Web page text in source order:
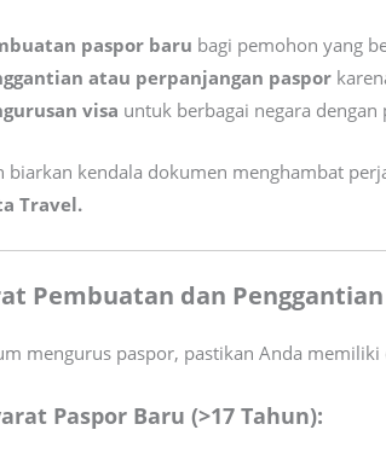
paspor baru bagi pemohon yang
atau perpanjangan paspor
visa untuk berbagai negara
biarkan kendala dokumen menghambat
Travel.
Pembuatan dan
mengurus paspor, pastikan Anda
Paspor Baru (>17 Tahun):